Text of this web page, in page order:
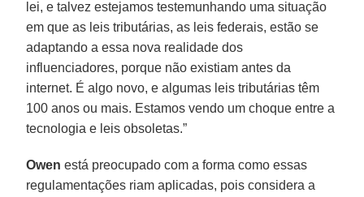
lei, e talvez estejamos testemunhando uma situação
em que as leis tributárias, as leis federais, estão se
adaptando a essa nova realidade dos
influenciadores, porque não existiam antes da
internet. É algo novo, e algumas leis tributárias têm
100 anos ou mais. Estamos vendo um choque entre a
tecnologia e leis obsoletas.”
Owen está preocupado com a forma como essas
regulamentações riam aplicadas, pois considera a